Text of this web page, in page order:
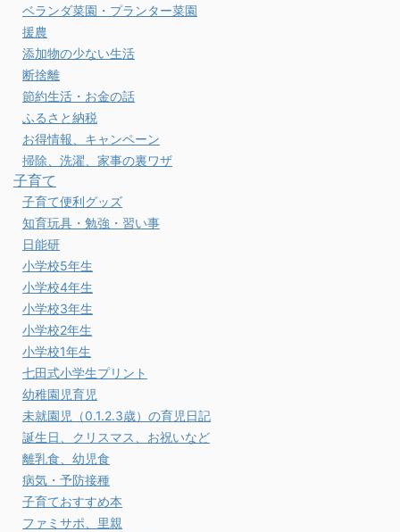
ベランダ菜園・プランター菜園
援農
添加物の少ない生活
断捨離
節約生活・お金の話
ふるさと納税
お得情報、キャンペーン
掃除、洗濯、家事の裏ワザ
子育て
子育て便利グッズ
知育玩具・勉強・習い事
日能研
小学校5年生
小学校4年生
小学校3年生
小学校2年生
小学校1年生
七田式小学生プリント
幼稚園児育児
未就園児（0.1.2.3歳）の育児日記
誕生日、クリスマス、お祝いなど
離乳食、幼児食
病気・予防接種
子育ておすすめ本
ファミサポ、里親